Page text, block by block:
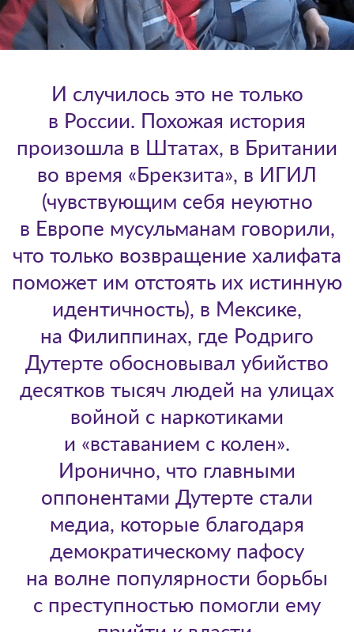
И случилось это не только
в России. Похожая история
произошла в Штатах, в Британии
во время «Брекзита», в ИГИЛ
(чувствующим себя неуютно
в Европе мусульманам говорили,
что только возвращение халифата
поможет им отстоять их истинную
идентичность), в Мексике,
на Филиппинах, где Родриго
Дутерте обосновывал убийство
десятков тысяч людей на улицах
войной с наркотиками
и «вставанием с колен».
Иронично, что главными
оппонентами Дутерте стали
медиа, которые благодаря
демократическому пафосу
на волне популярности борьбы
с преступностью помогли ему